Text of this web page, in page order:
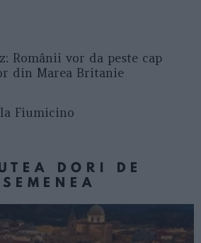
Românii vor da peste cap
din Marea Britanie
Fiumicino
DORI DE